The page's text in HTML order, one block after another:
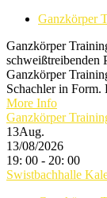
Ganzkörper
Ganzkörper
schweißtreibenden
Ganzkörper
Schachler in Form.
More Info
Ganzkörper
13Aug.
13/08/2026
19: 00 - 20: 00
Swistbachhalle